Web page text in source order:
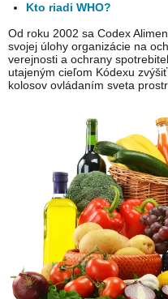
Kto riadi WHO?
Od roku 2002 sa Codex
svojej úlohy organizácie na
verejnosti a ochrany
utajeným cieľom Kódexu
kolosov ovládaním sveta